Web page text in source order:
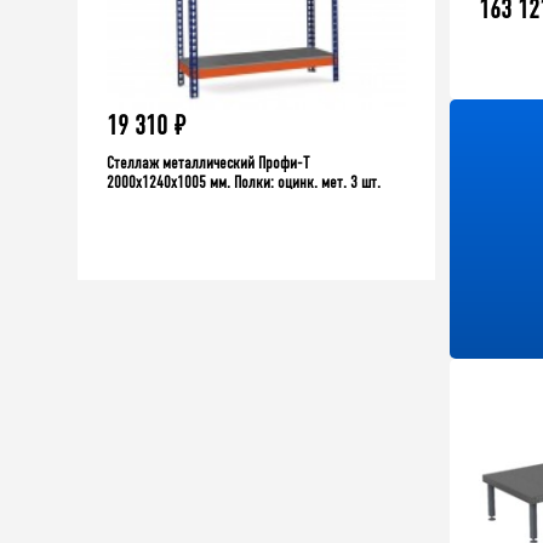
Стеллаж металлический Профи-Т
2000x1240x1005 мм. Полки: оцинк. мет. 3 шт.
Стеллаж Профи-Т для шин
163